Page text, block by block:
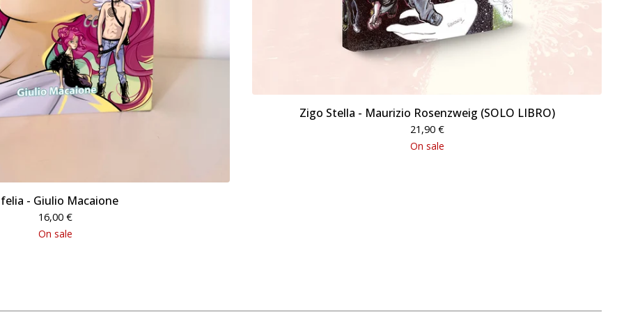
- Giulio Macaione
16,00 €
On sale
Zigo Stella - Maurizio Rosenzweig (SOLO LIBRO)
21,90 €
On sale